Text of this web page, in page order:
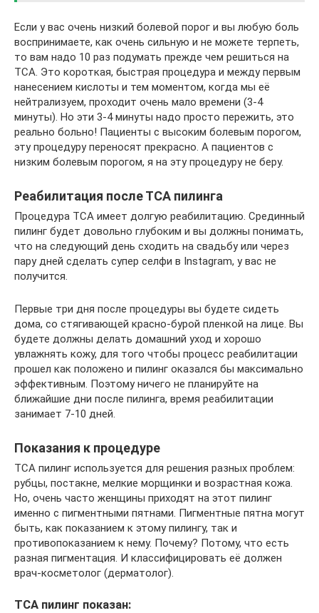
Если у вас очень низкий болевой порог и вы любую боль
воспринимаете, как очень сильную и не можете терпеть,
то вам надо 10 раз подумать прежде чем решиться на
ТСА. Это короткая, быстрая процедура и между первым
нанесением кислоты и тем моментом, когда мы её
нейтрализуем, проходит очень мало времени (3-4
минуты). Но эти 3-4 минуты надо просто пережить, это
реально больно! Пациенты с высоким болевым порогом,
эту процедуру переносят прекрасно. А пациентов с
низким болевым порогом, я на эту процедуру не беру.
Реабилитация после ТСА пилинга
Процедура ТСА имеет долгую реабилитацию. Cрединный
пилинг будет довольно глубоким и вы должны понимать,
что на следующий день сходить на свадьбу или через
пару дней сделать супер селфи в Instagram, у вас не
получится.
Первые три дня после процедуры вы будете сидеть
дома, со стягивающей красно-бурой пленкой на лице. Вы
будете должны делать домашний уход и хорошо
увлажнять кожу, для того чтобы процесс реабилитации
прошел как положено и пилинг оказался бы максимально
эффективным. Поэтому ничего не планируйте на
ближайшие дни после пилинга, время реабилитации
занимает 7-10 дней.
Показания к процедуре
ТСА пилинг используется для решения разных проблем:
рубцы, постакне, мелкие морщинки и возрастная кожа.
Но, очень часто женщины приходят на этот пилинг
именно с пигментными пятнами. Пигментные пятна могут
быть, как показанием к этому пилингу, так и
противопоказанием к нему. Почему? Потому, что есть
разная пигментация. И классифицировать её должен
врач-косметолог (дерматолог).
ТСА пилинг показан: